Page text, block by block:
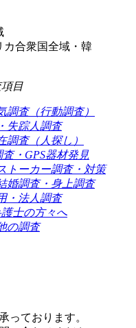
カ合衆国全域・韓
目
調査（行動調査）
失踪人調査
調査（人探し）
査・GPS器材発見
トーカー調査・対策
婚調査・身上調査
・法人調査
護士の方々へ
の調査
っております。